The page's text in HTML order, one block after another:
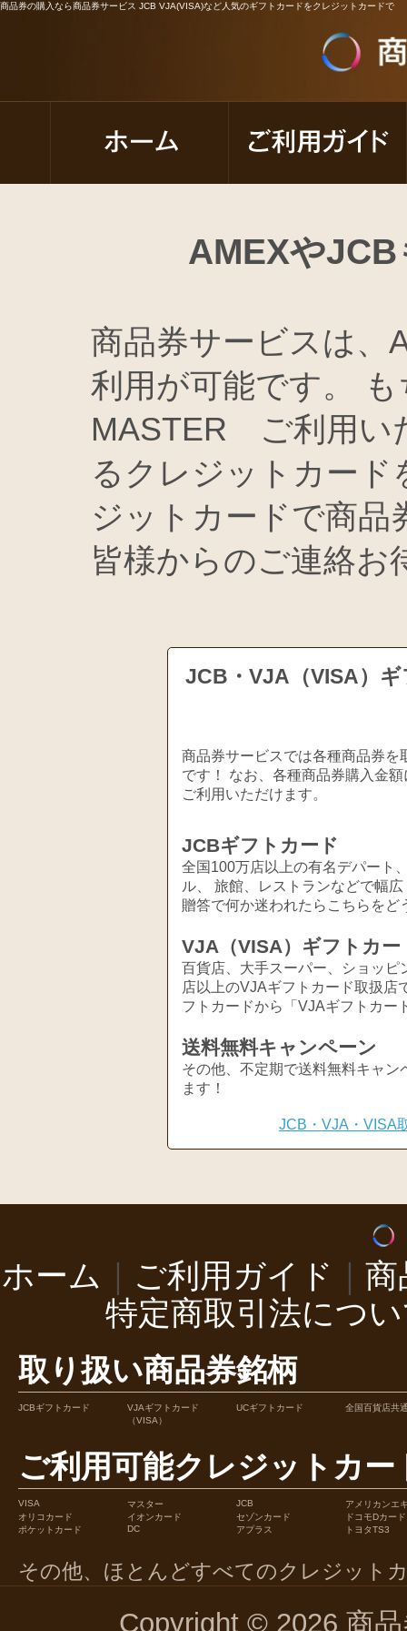
商品券の購入なら商品券サービス JCB VJA(VISA)など人気のギフトカードをクレジットカードで
AMEXや
商品券サービスは、
利用が可能です。
MASTER ご利用い
るクレジットカー
ジットカードで商品
皆様からのご連絡
JCB・VJA（VISA）
商品券サービスでは各種商品券
です！ なお、各種商品券購入金
ご利用いただけます。
JCBギフトカード
全国100万店以上の有名デパート
ル、 旅館、レストランなどで幅
贈答で何か迷われたらこちらをど
VJA（VISA）ギフトカー
百貨店、大手スーパー、ショッ
店以上のVJAギフトカード取扱店
フトカードから「VJAギフトカー
送料無料キャンペーン
その他、不定期で送料無料キャ
ます！
JCB・VJA・VISA
ホーム ご利用ガイド
商
特定商取引法につ
取り扱い商品券銘柄
JCBギフトカード
VJAギフトカード
（VISA）
UCギフトカード 全国百貨店共
ご利用可能クレジットカー
VISA マスター JCB
アメリカンエ
オリコカード
イオンカード セゾンカード
ドコモDカード
ポケットカード
DC アプラス トヨタTS3
その他、ほとんどすべてのクレジット
Copyright © 2026 商